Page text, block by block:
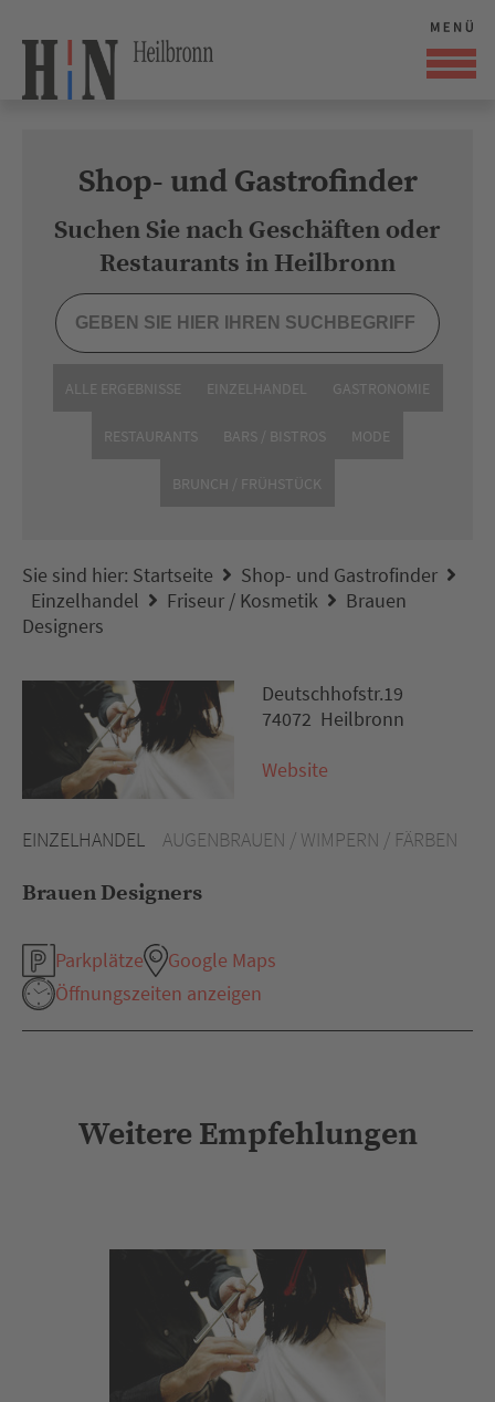
Shop- und Gastrofinder
Suchen Sie nach Geschäften oder
Restaurants in Heilbronn
ALLE ERGEBNISSE EINZELHANDEL GASTRONOMIE
RESTAURANTS BARS / BISTROS MODE
BRUNCH / FRÜHSTÜCK
Sie sind hier: Startseite
Shop- und Gastrofinder
Einzelhandel
Friseur / Kosmetik
Brauen
Designers
EINZELHANDEL AUGENBRAUEN / WIMPERN / FÄRBEN
Brauen Designers
Parkplätze
Google Maps
Öffnungszeiten anzeigen
Deutschhofstr.19
74072 Heilbronn
Website
Weitere Empfehlungen